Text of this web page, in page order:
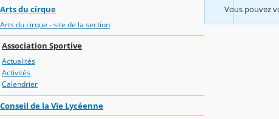
Arts du cirque
Arts du cirque - site de la section
Association Sportive
Actualités
Activités
Calendrier
Conseil de la Vie Lycéenne
Vous pouvez